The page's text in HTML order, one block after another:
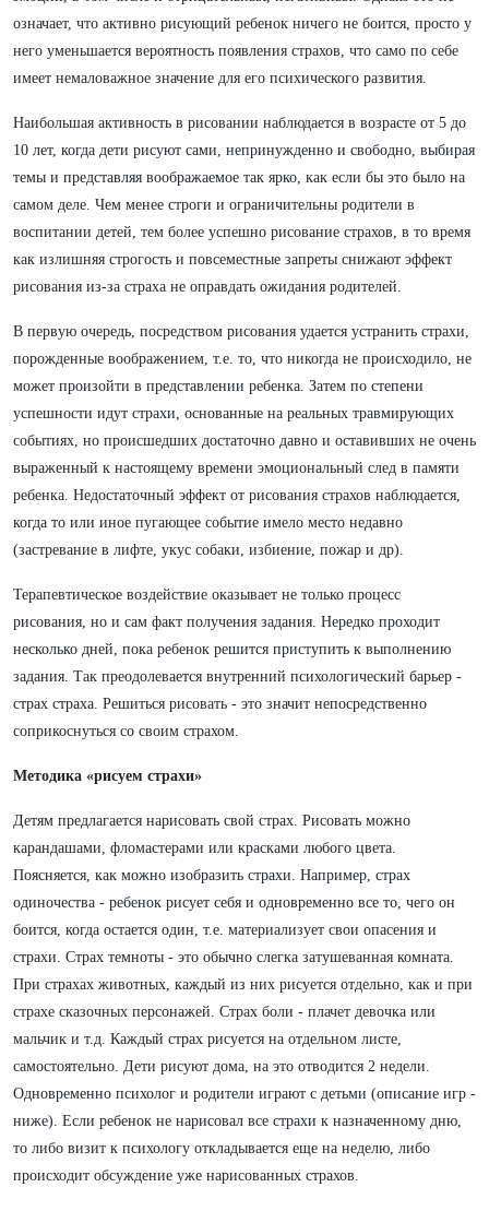
означает, что активно рисующий ребенок ничего не боится, просто у
него уменьшается вероятность появления страхов, что само по себе
имеет немаловажное значение для его психического развития.
Наибольшая активность в рисовании наблюдается в возрасте от 5 до
10 лет, когда дети рисуют сами, непринужденно и свободно, выбирая
темы и представляя воображаемое так ярко, как если бы это было на
самом деле. Чем менее строги и ограничительны родители в
воспитании детей, тем более успешно рисование страхов, в то время
как излишняя строгость и повсеместные запреты снижают эффект
рисования из-за страха не оправдать ожидания родителей.
В первую очередь, посредством рисования удается устранить страхи,
порожденные воображением, т.е. то, что никогда не происходило, не
может произойти в представлении ребенка. Затем по степени
успешности идут страхи, основанные на реальных травмирующих
событиях, но происшедших достаточно давно и оставивших не очень
выраженный к настоящему времени эмоциональный след в памяти
ребенка. Недостаточный эффект от рисования страхов наблюдается,
когда то или иное пугающее событие имело место недавно
(застревание в лифте, укус собаки, избиение, пожар и др).
Терапевтическое воздействие оказывает не только процесс
рисования, но и сам факт получения задания. Нередко проходит
несколько дней, пока ребенок решится приступить к выполнению
задания. Так преодолевается внутренний психологический барьер -
страх страха. Решиться рисовать - это значит непосредственно
соприкоснуться со своим страхом.
Методика «рисуем страхи»
Детям предлагается нарисовать свой страх. Рисовать можно
карандашами, фломастерами или красками любого цвета.
Поясняется, как можно изобразить страхи. Например, страх
одиночества - ребенок рисует себя и одновременно все то, чего он
боится, когда остается один, т.е. материализует свои опасения и
страхи. Страх темноты - это обычно слегка затушеванная комната.
При страхах животных, каждый из них рисуется отдельно, как и при
страхе сказочных персонажей. Страх боли - плачет девочка или
мальчик и т.д. Каждый страх рисуется на отдельном листе,
самостоятельно. Дети рисуют дома, на это отводится 2 недели.
Одновременно психолог и родители играют с детьми (описание игр -
ниже). Если ребенок не нарисовал все страхи к назначенному дню,
то либо визит к психологу откладывается еще на неделю, либо
происходит обсуждение уже нарисованных страхов.